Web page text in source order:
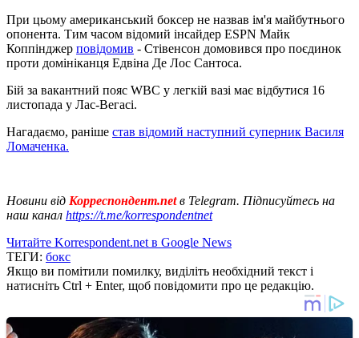
При цьому американський боксер не назвав ім'я майбутнього
опонента. Тим часом відомий інсайдер ESPN Майк
Коппінджер повідомив - Стівенсон домовився про поєдинок
проти домініканця Едвіна Де Лос Сантоса.
Бій за вакантний пояс WBC у легкій вазі має відбутися 16
листопада у Лас-Вегасі.
Нагадаємо, раніше став відомий наступний суперник Василя
Ломаченка.
Новини від Корреспондент.netв Telegram. Підписуйтесь на
наш канал https://t.me/korrespondentnet
Читайте Korrespondent.net в Google News
ТЕГИ: бокс
Якщо ви помітили помилку, виділіть необхідний текст і
натисніть Ctrl + Enter, щоб повідомити про це редакцію.